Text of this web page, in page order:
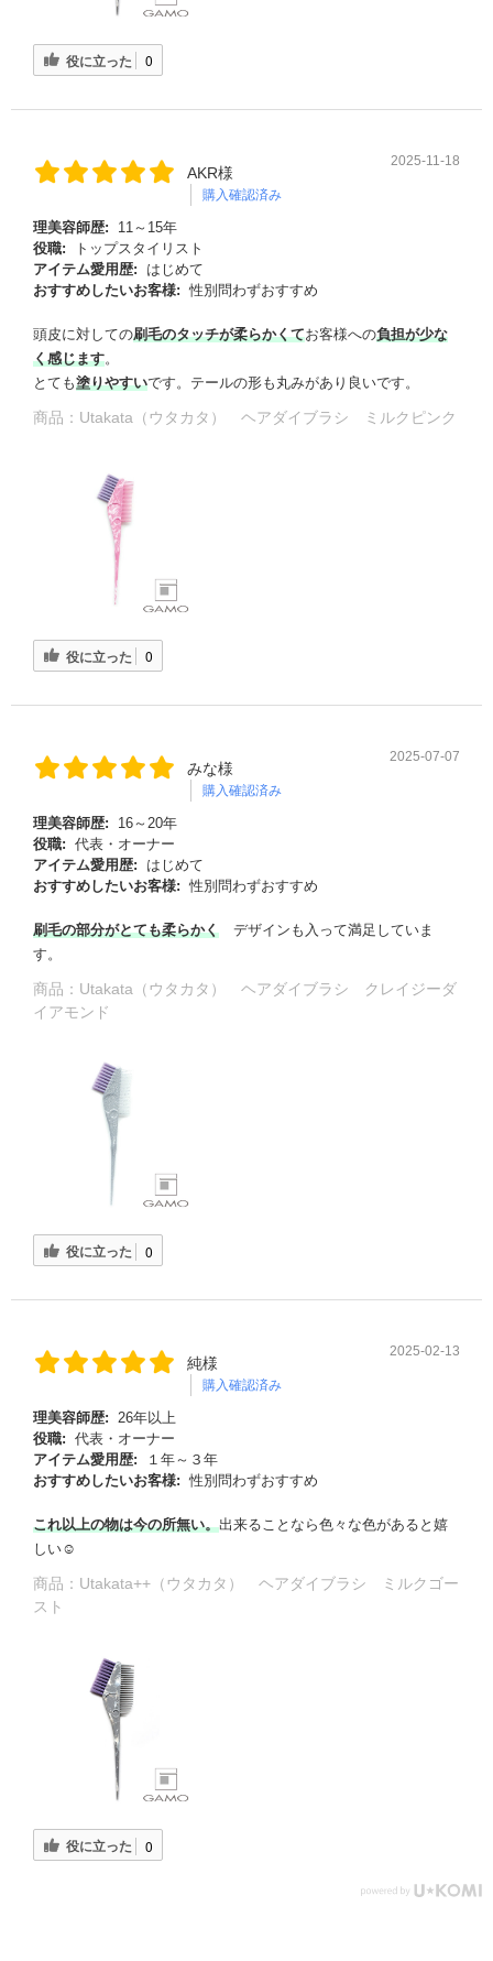
役に立った 0
AKR様
購入確認済み
2025-11-18
理美容師歴:
11～15年
役職:
トップスタイリスト
アイテム愛用歴:
はじめて
おすすめしたいお客様: 性別問わずおすすめ
頭皮に対しての刷毛のタッチが柔らかくてお客様への負担が少な
く感じます。
とても塗りやすいです。テールの形も丸みがあり良いです。
商品： Utakata（ウタカタ） ヘアダイブラシ ミルクピンク
役に立った 0
みな様
購入確認済み
2025-07-07
理美容師歴:
16～20年
役職: 代表・オーナー
アイテム愛用歴:
はじめて
おすすめしたいお客様: 性別問わずおすすめ
刷毛の部分がとても柔らかく デザインも入って満足していま
す。
商品： Utakata（ウタカタ） ヘアダイブラシ クレイジーダ
イアモンド
役に立った 0
純様
購入確認済み
2025-02-13
理美容師歴: 26年以上
役職: 代表・オーナー
アイテム愛用歴:
１年～３年
おすすめしたいお客様: 性別問わずおすすめ
これ以上の物は今の所無い。出来ることなら色々な色があると嬉
しい☺️
商品： Utakata++（ウタカタ） ヘアダイブラシ ミルクゴー
スト
役に立った 0